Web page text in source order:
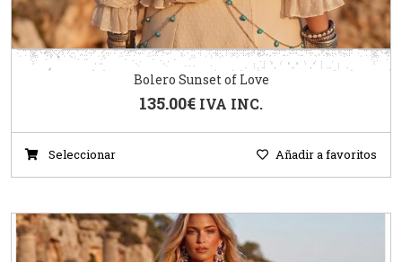
Bolero Sunset of Love
135.00€ IVA INC.
Seleccionar Añadir a favoritos